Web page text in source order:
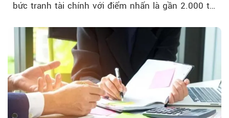
bức tranh tài chính với điểm nhấn là gần 2.000 tỷ